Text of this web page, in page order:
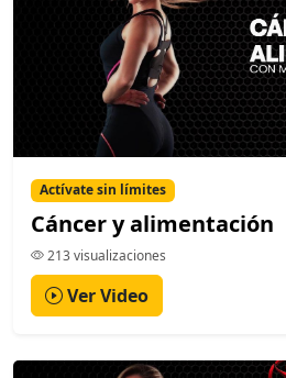
Actívate sin límites
Cáncer y alimentación
213 visualizaciones
Ver Video